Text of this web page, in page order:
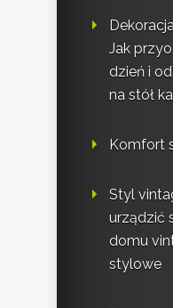
Jak
dzień i
na stół
Komfort
Styl
urządzić
domu
stylowe